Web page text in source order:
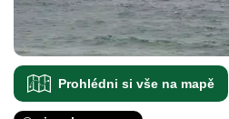
Prohlédni si vše na mapě